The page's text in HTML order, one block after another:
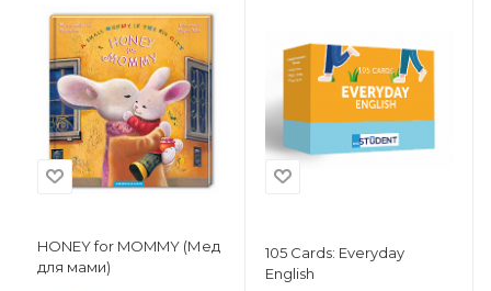
HONEY for MOMMY (Мед
для мами)
105 Cards: Everyday
English